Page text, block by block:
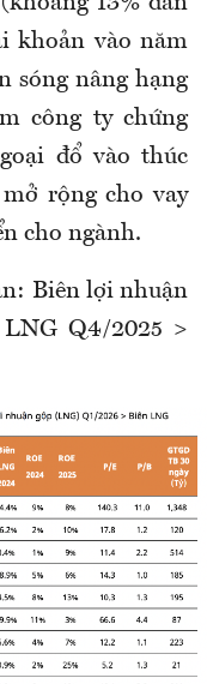
khoản vào năm
sóng nâng hạng
công ty chứng
đổ vào thúc
rộng cho vay
cho ngành.
Biên lợi nhuận
Q4/2025 >